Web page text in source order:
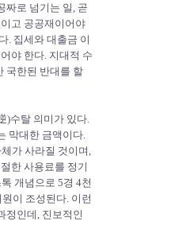
짜로 넘기는 일, 곧
고 공공재이어야
. 집세와 대출금 이
야 한다. 지대적 수
국한된 반대를 할
)수탈 의미가 있다.
막대한 금액이다.
가 사라질 것이며,
한 사용료를 정기
개념으로 5경 4천
이 조성된다. 이런
정인데, 진보적인